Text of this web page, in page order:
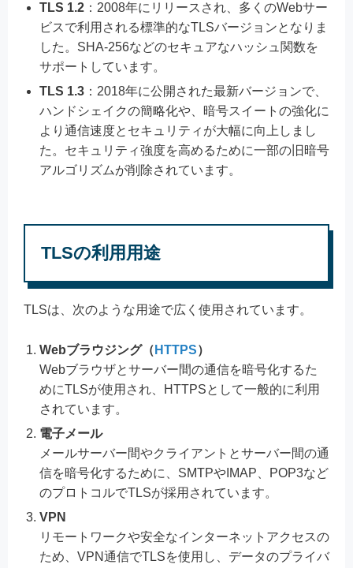
TLS 1.2 ：2008年にリリースされ、多くのWebサー
ビスで利用される標準的なTLSバージョンとなりま
した。SHA-256などのセキュアなハッシュ関数を
サポートしています。
TLS 1.3 ：2018年に公開された最新バージョンで、
ハンドシェイクの簡略化や、暗号スイートの強化に
より通信速度とセキュリティが大幅に向上しまし
た。セキュリティ強度を高めるために一部の旧暗号
アルゴリズムが削除されています。
TLSの利用用途
TLSは、次のような用途で広く使用されています。
Webブラウジング（ HTTPS）
Webブラウザとサーバー間の通信を暗号化するた
めにTLSが使用され、HTTPSとして一般的に利用
されています。
電子メール
メールサーバー間やクライアントとサーバー間の通
信を暗号化するために、SMTPやIMAP、POP3など
のプロトコルでTLSが採用されています。
VPN
リモートワークや安全なインターネットアクセスの
ため、VPN通信でTLSを使用し、データのプライバ